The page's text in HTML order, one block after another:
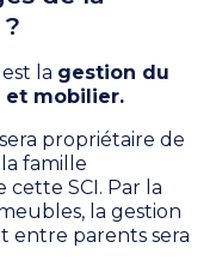
la gestion du
et mobilier.
propriétaire de
famille
cette SCI. Par la
la gestion
entre parents sera